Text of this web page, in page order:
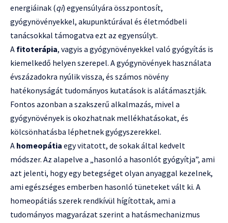
energiáinak (qi) egyensúlyára összpontosít,
gyógynövényekkel, akupunktúrával és életmódbeli
tanácsokkal támogatva ezt az egyensúlyt.
A fitoterápia, vagyis a gyógynövényekkel való gyógyítás is
kiemelkedő helyen szerepel. A gyógynövények használata
évszázadokra nyúlik vissza, és számos növény
hatékonyságát tudományos kutatások is alátámasztják.
Fontos azonban a szakszerű alkalmazás, mivel a
gyógynövények is okozhatnak mellékhatásokat, és
kölcsönhatásba léphetnek gyógyszerekkel.
A homeopátia egy vitatott, de sokak által kedvelt
módszer. Az alapelve a „hasonló a hasonlót gyógyítja”, ami
azt jelenti, hogy egy betegséget olyan anyaggal kezelnek,
ami egészséges emberben hasonló tüneteket vált ki. A
homeopátiás szerek rendkívül hígítottak, ami a
tudományos magyarázat szerint a hatásmechanizmus